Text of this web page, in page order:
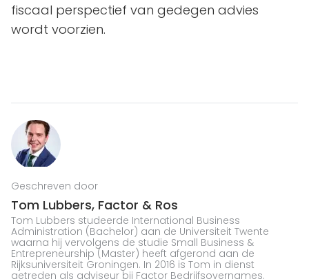
fiscaal perspectief van gedegen advies
wordt voorzien.
Geschreven door
Tom Lubbers, Factor & Ros
Tom Lubbers studeerde International Business
Administration (Bachelor) aan de Universiteit Twente
waarna hij vervolgens de studie Small Business &
Entrepreneurship (Master) heeft afgerond aan de
Rijksuniversiteit Groningen. In 2016 is Tom in dienst
getreden als adviseur bij Factor Bedrijfsovernames.